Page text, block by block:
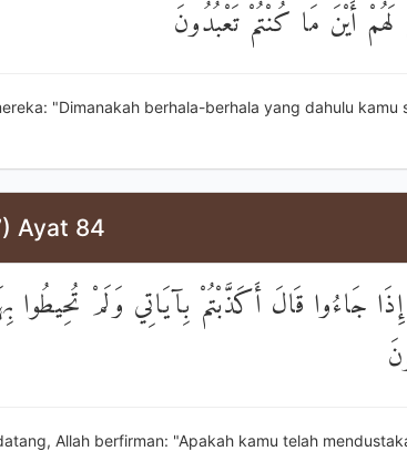
أَيْنَ مَا كُنْتُمْ تَعْبُدُونَ
"Dimanakah berhala-berhala yang dahulu kamu
Ayat 84
جَاءُوا قَالَ أَكَذَّبْتُمْ بِآيَاتِي وَلَمْ تُحِيطُوا
Allah berfirman: "Apakah kamu telah